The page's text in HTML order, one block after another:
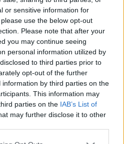
or sensitive information for
use the below opt-out
Please note that after your
you may continue seeing
personal information utilized by
to third parties prior to
opt-out of the further
by third parties on the
This information may
parties on the IAB’s List of
may further disclose it to other